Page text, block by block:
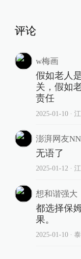
评论
w梅画
假如老人
关，假如
责任
2025-01-10∙
澎湃网友
无语了
2025-01-12 ∙
想和谐强大
都选择保
果。
2025-01-10∙